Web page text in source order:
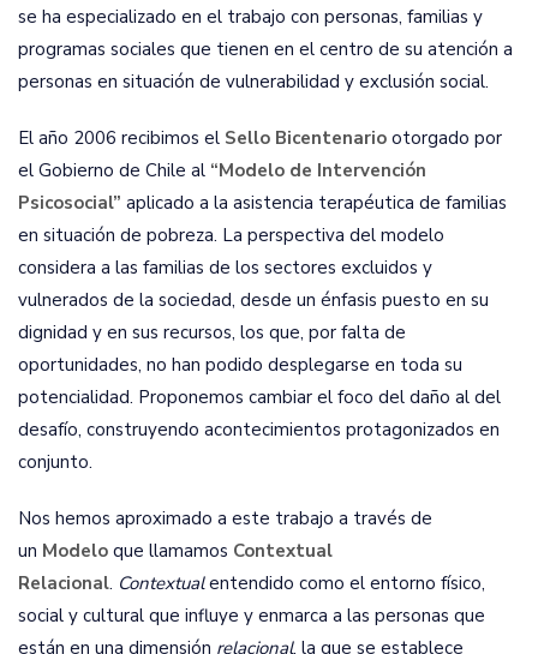
se ha especializado en el trabajo con personas, familias y
programas sociales que tienen en el centro de su atención a
personas en situación de vulnerabilidad y exclusión social.
El año 2006 recibimos el Sello Bicentenario otorgado por
el Gobierno de Chile al “Modelo de Intervención
Psicosocial” aplicado a la asistencia terapéutica de familias
en situación de pobreza. La perspectiva del modelo
considera a las familias de los sectores excluidos y
vulnerados de la sociedad, desde un énfasis puesto en su
dignidad y en sus recursos, los que, por falta de
oportunidades, no han podido desplegarse en toda su
potencialidad. Proponemos cambiar el foco del daño al del
desafío, construyendo acontecimientos protagonizados en
conjunto.
Nos hemos aproximado a este trabajo a través de
un Modelo que llamamos Contextual
Relacional. Contextualentendido como el entorno físico,
social y cultural que influye y enmarca a las personas que
están en una dimensión relacional, la que se establece